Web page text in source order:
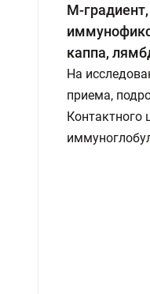
М-
каппа,
На
приема,
Контактного